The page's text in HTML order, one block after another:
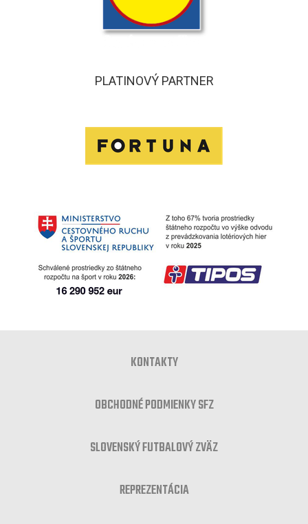
PLATINOVÝ PARTNER
KONTAKTY
OBCHODNÉ PODMIENKY SFZ
SLOVENSKÝ FUTBALOVÝ ZVÄZ
REPREZENTÁCIA